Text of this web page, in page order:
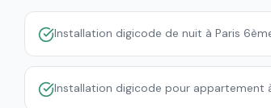
Installation digicode de nuit à Paris
Installation digicode pour appartement